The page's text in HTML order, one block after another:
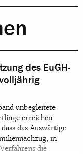
des EuGH-
unbegleitete
erreichen
das Auswärtige
in
die